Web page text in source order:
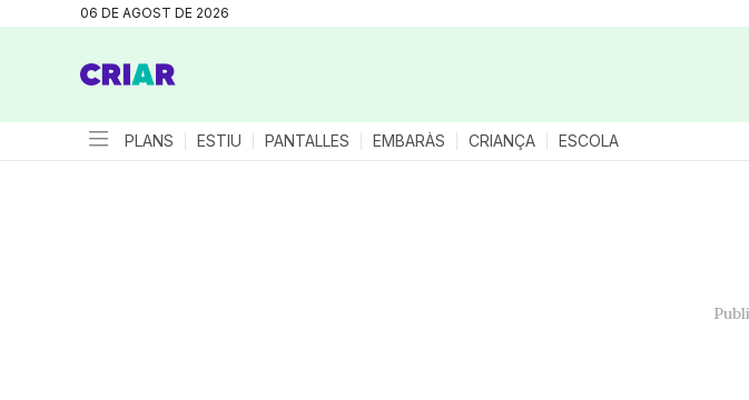
06 DE AGOST DE 2026
PLANS ESTIU PANTALLES EMBARÀS CRIANÇA ESCOLA